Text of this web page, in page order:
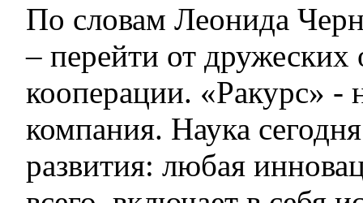
По словам Леонида
– перейти от
кооперации. «Ракурс» -
компания. Наука
развития: любая